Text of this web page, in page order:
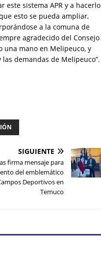
este sistema APR y a hacerlo
esto se pueda ampliar,
a la comuna de
agradecido del Consejo
una mano en Melipeuco, y
demandas de Melipeuco”.
SIGUIENTE
firma mensaje para
del emblemático
Deportivos en
Temuco